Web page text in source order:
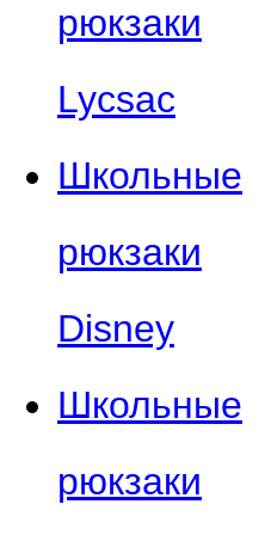
рюкзаки
Lycsac
Школьные
рюкзаки
Disney
Школьные
рюкзаки